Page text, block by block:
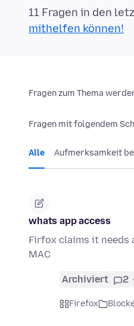
11 Fragen in den
mithelfen können!
Fragen zum Thema
Fragen mit folgendem
Alle Aufmerksamkeit
whats app access
Firfox claims it needs
MAC
Archiviert 2
Firefox